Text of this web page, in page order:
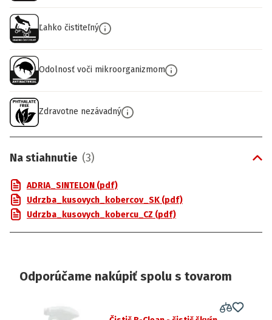
Ľahko čistiteľný
Odolnosť voči mikroorganizmom
Zdravotne nezávadný
Na stiahnutie (3)
ADRIA_SINTELON (pdf)
Udrzba_kusovych_kobercov_SK (pdf)
Udrzba_kusovych_kobercu_CZ (pdf)
Odporúčame nakúpiť spolu s tovarom